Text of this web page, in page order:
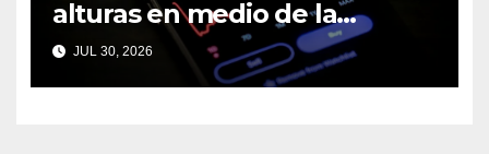
alturas en medio de la
incertidumbre del mercado
de la IA
JUL 30, 2026